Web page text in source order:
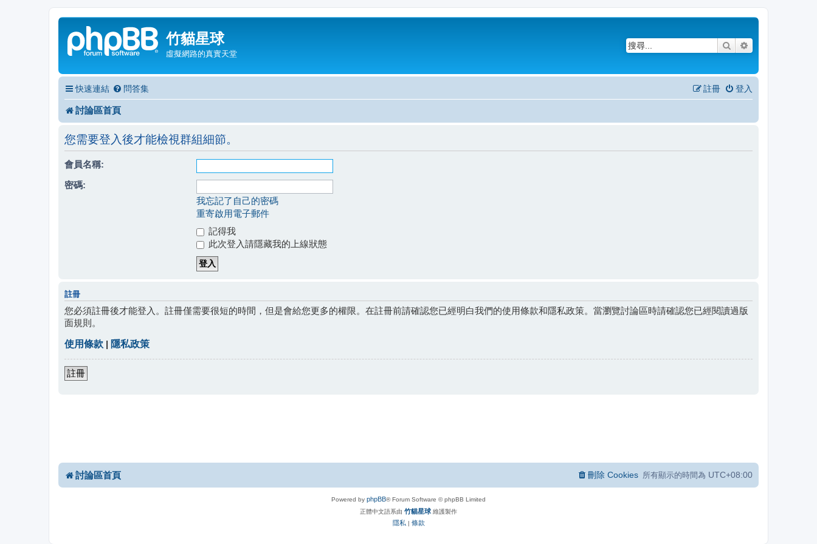
竹貓星球
虛擬網路的真實天堂
搜尋
快速連結 問答集 登入
註冊
討論區首頁
您需要登入後才能檢視群組細節。
會員名稱:
密碼:
我忘記了自己的密碼
重寄啟用電子郵件
記得我
此次登入請隱藏我的上線狀態
註冊
您必須註冊後才能登入。註冊僅需要很短的時間，但是會給您更多的權限。在註冊前請確認您已經明白我們的使用條款和隱私政策。當瀏覽討論區時請確認您已經閱讀過版
面規則。
使用條款 | 隱私政策
註冊
討論區首頁 所有顯示的時間為 UTC+08:00
刪除 Cookies
Powered by phpBB® Forum Software © phpBB Limited
正體中文語系由 竹貓星球 維護製作
隱私 | 條款